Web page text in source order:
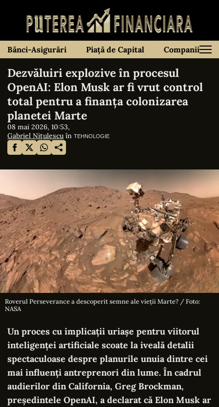
Bănci-Asigurări Piață de Capital Companii
Dezvăluiri explozive în procesul
OpenAI: Elon Musk ar fi vrut control
total pentru a finanța colonizarea
planetei Marte
08 mai 2026, 10:53,
Gabriel Nițulescu în TEHNOLOGIE
Roverul Perseverance a descoperit semne ale vieții Marte? / Foto:
NASA
Un proces cu implicații uriașe pentru viitorul
inteligenței artificiale scoate la iveală detalii
spectaculoase despre planurile unuia dintre cei
mai influenți antreprenori din lume. În cadrul
audierilor din California, Greg Brockman,
președintele OpenAI, a declarat că Elon Musk ar